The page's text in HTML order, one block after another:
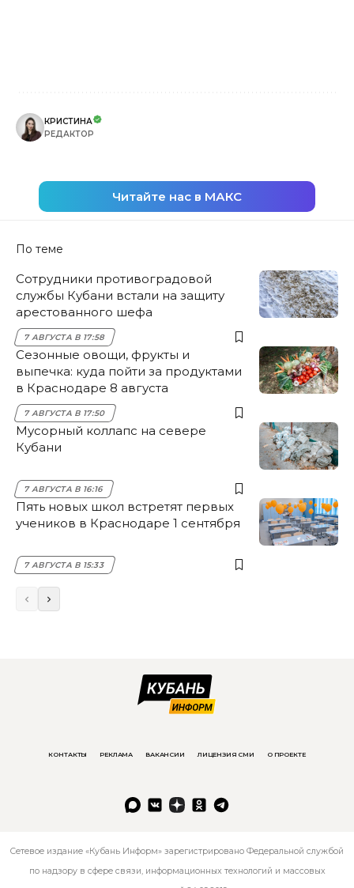
КРИСТИНА
РЕДАКТОР
Читайте нас в МАКС
По теме
Сотрудники противоградовой
службы Кубани встали на защиту
арестованного шефа
7 АВГУСТА В 17:58
Сезонные овощи, фрукты и
выпечка: куда пойти за продуктами
в Краснодаре 8 августа
7 АВГУСТА В 17:50
Мусорный коллапс на севере
Кубани
7 АВГУСТА В 16:16
Пять новых школ встретят первых
учеников в Краснодаре 1 сентября
7 АВГУСТА В 15:33
КОНТАКТЫ РЕКЛАМА ВАКАНСИИ ЛИЦЕНЗИЯ СМИ О ПРОЕКТЕ
Сетевое издание «Кубань Информ» зарегистрировано Федеральной службой
по надзору в сфере связи, информационных технологий и массовых